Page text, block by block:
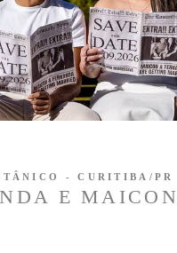
E MAICON
- CURITIBA/PR